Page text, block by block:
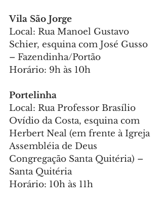
Vila São Jorge
Local: Rua Manoel Gustavo
Schier, esquina com José Gusso
– Fazendinha/Portão
Horário: 9h às 10h
Portelinha
Local: Rua Professor Brasílio
Ovídio da Costa, esquina com
Herbert Neal (em frente à Igreja
Assembléia de Deus
Congregação Santa Quitéria) –
Santa Quitéria
Horário: 10h às 11h